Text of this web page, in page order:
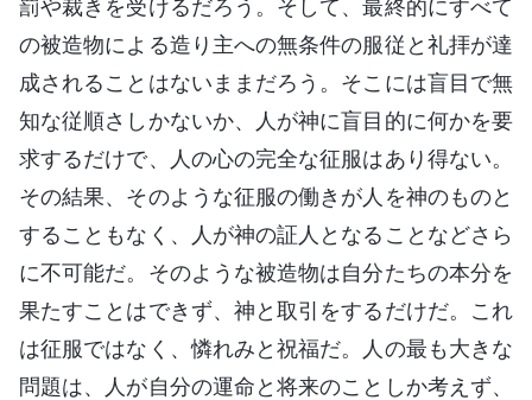
罰や裁きを受けるだろう。そして、最終的にすべて
の被造物による造り主への無条件の服従と礼拝が達
成されることはないままだろう。そこには盲目で無
知な従順さしかないか、人が神に盲目的に何かを要
求するだけで、人の心の完全な征服はあり得ない。
その結果、そのような征服の働きが人を神のものと
することもなく、人が神の証人となることなどさら
に不可能だ。そのような被造物は自分たちの本分を
果たすことはできず、神と取引をするだけだ。これ
は征服ではなく、憐れみと祝福だ。人の最も大きな
問題は、人が自分の運命と将来のことしか考えず、